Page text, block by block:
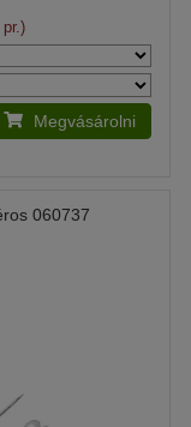
Megvásárolni
060737